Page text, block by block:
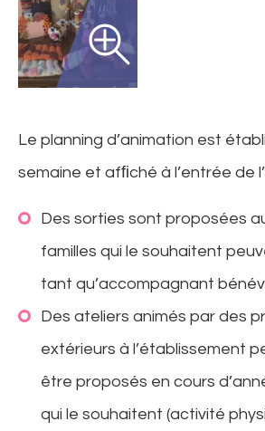
Le planning d’animation est
semaine et afﬁché à l’entrée de
Des sorties sont proposées
familles qui le souhaitent
tant qu’accompagnant
Des ateliers animés par des
extérieurs à l’établissement
être proposés en cours
qui le souhaitent (activité